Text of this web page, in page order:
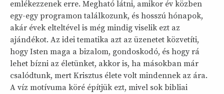
emlékezzenek erre. Megható látni, amikor év közben
egy-egy programon találkozunk, és hosszú hónapok,
akár évek elteltével is még mindig viselik ezt az
ajándékot. Az idei tematika azt az üzenetet közvetíti,
hogy Isten maga a bizalom, gondoskodó, és hogy rá
lehet bízni az életünket, akkor is, ha másokban már
csalódtunk, mert Krisztus élete volt mindennek az ára.
A víz motívuma köré építjük ezt, mivel sok bibliai